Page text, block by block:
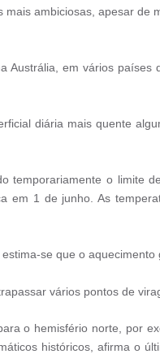
ambiciosas, apesar de
Austrália, em vários países
diária mais quente
temporariamente o limite
em 1 de junho. As
se que o aquecimento
vários pontos de
o hemisfério norte, por
históricos, afirma o